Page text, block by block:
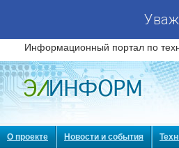
Информационный портал по
О проекте Новости и события